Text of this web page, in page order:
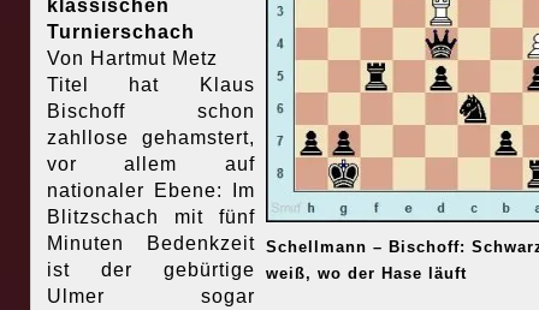
Schellmann – Bischoff:
weiß, wo der Hase läuft
klassischen
Turnierschach
Von Hartmut Metz
Titel hat Klaus
Bischoff schon
zahllose gehamstert,
vor allem auf
nationaler Ebene: Im
Blitzschach mit fünf
Minuten Bedenkzeit
ist der gebürtige
Ulmer sogar